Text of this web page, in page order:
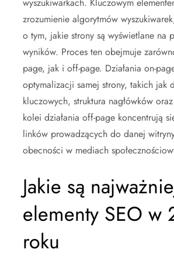
zrozumienie algorytmów
o tym, jakie strony są wyświetlane na
wyników. Proces ten obejmuje
page, jak i off-page. Działania on-
optymalizacji samej strony, takich jak
kluczowych, struktura nagłówków
kolei działania off-page koncentrują
linków prowadzących do danej
obecności w mediach
Jakie są
elementy SEO w
roku